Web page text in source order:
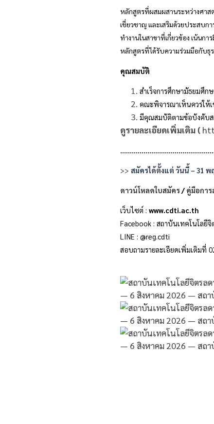
หลักสูตรที่ผสมผสานระหว่างศาส
เชี่ยวชาญ และเสริมด้วยประสบ
ทำงานในสาขาที่เกี่ยวข้อง เน้นก
หลักสูตรที่ได้รับความร่วมมือกับธุ
คุณสมบัติ
สำเร็จการศึกษามัธยมศึก
คณะพิจารณาเห็นควรให้
มีคุณสมบัติตามข้อบังคับส
ดูรายละเอียดเพิ่มเติม (
>> สมัครได้ตั้งแต่ วันนี้ – 31 พ
ดาวน์โหลดใบสมัคร/ คู่มือกา
เว็บไซต์ : www.cdti.ac.th
Facebook : สถาบันเทคโนโลยีจิ
LINE : @reg.cdti
สอบถามรายละเอียดเพิ่มเติมที่